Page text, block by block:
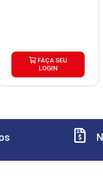
FAÇA SEU
LOGIN